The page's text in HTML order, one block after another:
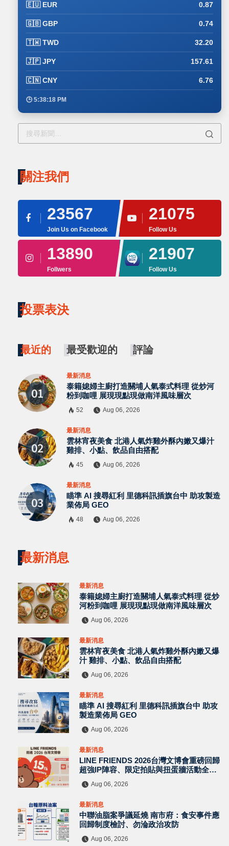
🇪🇺 EUR 0.87
🇬🇧 GBP 0.74
🇹🇼 TWD 32.20
🇯🇵 JPY 157.61
🇨🇳 CNY 6.76
🕒 5:38:18 PM
關注我們
23567
Join Us on Facebook
21075
Follow Us
13890
Follwers
21907
Follow Us
投票表決
最近的 最受歡迎的 評論
最新消息
泰籍媳婦主廚打造關埔人氣泰式料理 從炒河
粉到咖哩 展現現點現做南洋風味層次
52 Aug 06, 2026
最新消息
雲林宵夜美食 北港人氣炸雞外酥內嫩又爆汁
雞排、小點、飲品自由搭配
45 Aug 06, 2026
最新消息
瞄準 AI 搜尋紅利 里德科訊插旗台中 助攻製造
業佈局 GEO
48 Aug 06, 2026
最新消息
最新消息
泰籍媳婦主廚打造關埔人氣泰式料理 從炒
河粉到咖哩 展現現點現做南洋風味層次
Aug 06, 2026
最新消息
雲林宵夜美食 北港人氣炸雞外酥內嫩又爆
汁 雞排、小點、飲品自由搭配
Aug 06, 2026
最新消息
瞄準 AI 搜尋紅利 里德科訊插旗台中 助攻
製造業佈局 GEO
Aug 06, 2026
最新消息
LINE FRIENDS 2026台灣文博會重磅回歸
超強IP陣容、限定拍貼與扭蛋牆活動全公
Aug 06, 2026
最新消息
中聯油脂案爭議延燒 南市府：食安事件應
回歸制度檢討、勿淪政治攻防
Aug 06, 2026